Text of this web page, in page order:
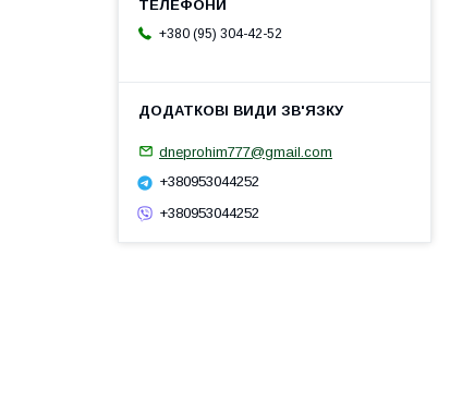
+380 (95) 304-42-52
dneprohim777@gmail.com
+380953044252
+380953044252